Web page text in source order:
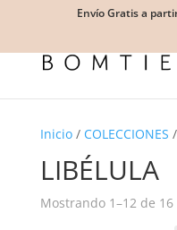
Envío Gratis a
Inicio/ COLECCIONES
LIBÉLULA
Mostrando 1–12 de